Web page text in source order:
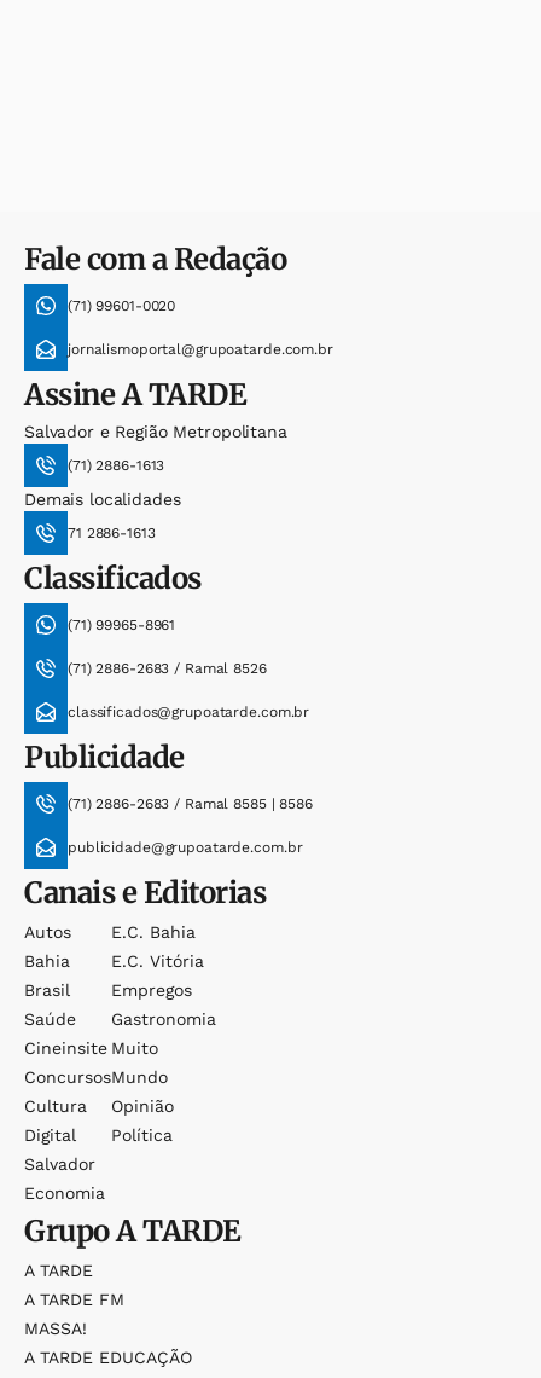
Fale com a Redação
(71) 99601-0020
jornalismoportal@grupoatarde.com.br
AssineA TARDE
Salvador e Região Metropolitana
(71) 2886-1613
Demais localidades
71 2886-1613
Classificados
(71) 99965-8961
(71) 2886-2683 / Ramal 8526
classificados@grupoatarde.com.br
Publicidade
(71) 2886-2683 / Ramal 8585 | 8586
publicidade@grupoatarde.com.br
Canais e Editorias
Autos
Bahia
Brasil
Saúde
Cineinsite
Concursos
Cultura
Digital
Salvador
Economia
E.c. Bahia
E.c. Vitória
Empregos
Gastronomia
Muito
Mundo
Opinião
Política
GrupoA TARDE
A TARDE
A TARDE FM
MASSA!
A TARDE EDUCAÇÃO